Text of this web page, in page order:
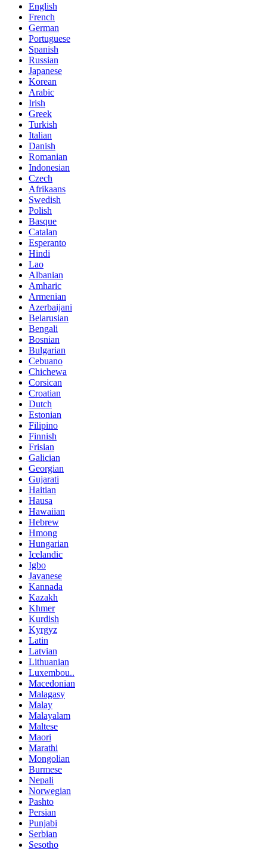
English
French
German
Portuguese
Spanish
Russian
Japanese
Korean
Arabic
Irish
Greek
Turkish
Italian
Danish
Romanian
Indonesian
Czech
Afrikaans
Swedish
Polish
Basque
Catalan
Esperanto
Hindi
Lao
Albanian
Amharic
Armenian
Azerbaijani
Belarusian
Bengali
Bosnian
Bulgarian
Cebuano
Chichewa
Corsican
Croatian
Dutch
Estonian
Filipino
Finnish
Frisian
Galician
Georgian
Gujarati
Haitian
Hausa
Hawaiian
Hebrew
Hmong
Hungarian
Icelandic
Igbo
Javanese
Kannada
Kazakh
Khmer
Kurdish
Kyrgyz
Latin
Latvian
Lithuanian
Luxembou..
Macedonian
Malagasy
Malay
Malayalam
Maltese
Maori
Marathi
Mongolian
Burmese
Nepali
Norwegian
Pashto
Persian
Punjabi
Serbian
Sesotho